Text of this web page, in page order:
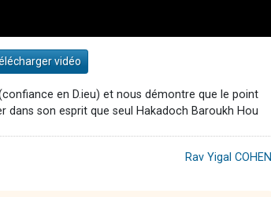
vidéo
en D.ieu) et nous démontre que le point
dans son esprit que seul Hakadoch Baroukh Hou
Rav Yigal COHEN